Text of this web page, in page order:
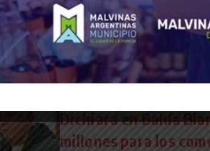
“Con fondos propios ...
Revista Tiempo 30
Read More
Dichiara en Bahía
millones para los